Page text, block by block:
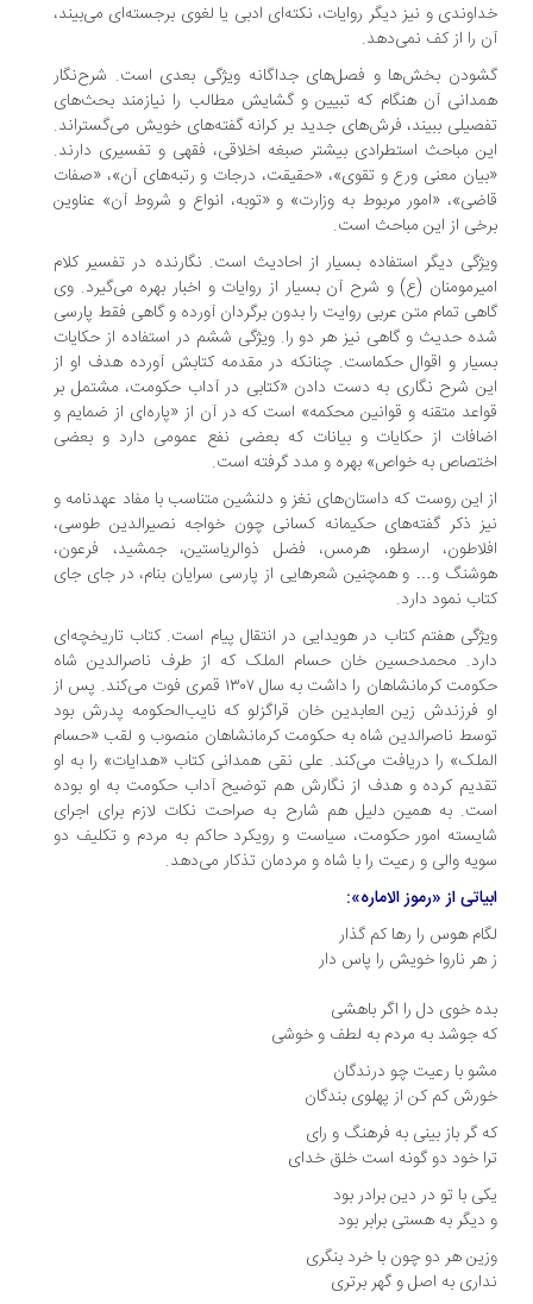
و نیز دیگر روایات، نکته‌ای ادبی یا لغوی برجسته‌ای می‌بیند،
را از کف نمی‌دهد.
بخش‌ها و فصل‌های جداگانه ویژگی بعدی است. شرح‌نگار
آن هنگام که تبیین و گشایش مطالب را نیازمند بحث‌های
ببیند، فرش‌های جدید بر کرانه گفته‌های خویش می‌گستراند.
مباحث استطرادی بیشتر صبغه اخلاقی، فقهی و تفسیری دارند.
معنی ورع و تقوی»، «حقیقت، درجات و رتبه‌های آن»، «صفات
«امور مربوط به وزارت» و «توبه، انواع و شروط آن» عناوین
از این مباحث است.
دیگر استفاده بسیار از احادیث است. نگارنده در تفسیر کلام
(ع) و شرح آن بسیار از روایات و اخبار بهره می‌گیرد. وی
تمام متن عربی روایت را بدون برگردان آورده و گاهی فقط پارسی
حدیث و گاهی نیز هر دو را. ویژگی ششم در استفاده از حکایات
و اقوال حکماست. چنانکه در مقدمه کتابش آورده هدف او از
شرح نگاری به دست دادن «کتابی در آداب حکومت، مشتمل بر
متقنه و قوانین محکمه» است که در آن از «پاره‌ای از ضمایم و
از حکایات و بیانات که بعضی نفع عمومی دارد و بعضی
به خواص» بهره و مدد گرفته است.
این روست که داستان‌های نغز و دلنشین متناسب با مفاد عهدنامه و
ذکر گفته‌های حکیمانه کسانی چون خواجه نصیرالدین طوسی،
ارسطو، هرمس، فضل ذوالریاستین، جمشید، فرعون،
و… و همچنین شعرهایی از پارسی سرایان بنام، در جای جای
نمود دارد.
هفتم کتاب در هویدایی در انتقال پیام است. کتاب تاریخچه‌ای
محمدحسین خان حسام الملک که از طرف ناصرالدین شاه
حکومت کرمانشاهان را داشت به سال ۱۳۰۷ قمری فوت می‌کند. پس از
فرزندش زین العابدین خان قراگزلو که نایب‌الحکومه پدرش بود
ناصرالدین شاه به حکومت کرمانشاهان منصوب و لقب «حسام
را دریافت می‌کند. علی نقی همدانی کتاب «هدایات» را به او
کرده و هدف از نگارش هم توضیح آداب حکومت به او بوده
به همین دلیل هم شارح به صراحت نکات لازم برای اجرای
امور حکومت، سیاست و رویکرد حاکم به مردم و تکلیف دو
والی و رعیت را با شاه و مردمان تذکار می‌دهد.
از «رموز الاماره»:
هوس را رها کم گذار
ناروا خویش را پاس دار
خوی دل را اگر باهشی
جوشد به مردم به لطف و خوشی
با رعیت چو درندگان
کم کن از پهلوی بندگان
گر باز بینی به فرهنگ و رای
خود دو گونه است خلق خدای
با تو در دین برادر بود
به هستی برابر بود
هر دو چون با خرد بنگری
به اصل و گهر برتری